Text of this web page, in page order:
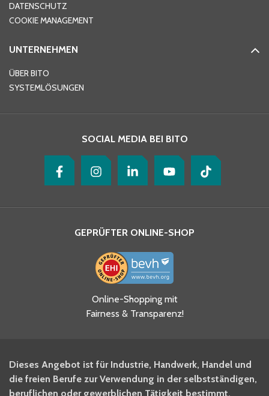
Telefon
Ja, ich habe die
Datenschutzhinweise gelesen
und akzeptiere diese.
BITO Newsletter Fachwissen
Intralogistiker anmelden.
DATENSCHUTZ
COOKIE MANAGEMENT
UNTERNEHMEN
ÜBER BITO
SYSTEMLÖSUNGEN
SOCIAL MEDIA BEI BITO
GEPRÜFTER ONLINE-SHOP
Online-Shopping mit
Fairness & Transparenz!
Dieses Angebot ist für Industrie, Handwerk, Handel und
die freien Berufe zur Verwendung in der selbstständigen,
beruflichen oder gewerblichen Tätigkeit bestimmt.